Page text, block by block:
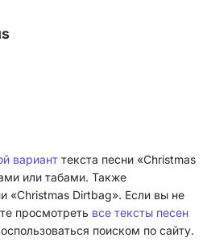
вариант текста песни «Christmas
или табами. Также
«Christmas Dirtbag». Если вы не
просмотреть все тексты песен
поиском по сайту.